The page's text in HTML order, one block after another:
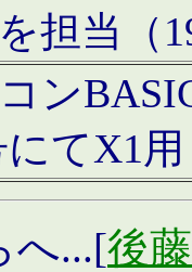
担当（
ン
にてX1
へ...[後